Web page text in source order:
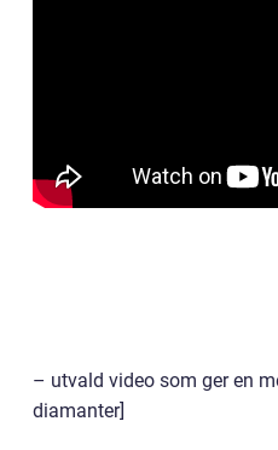
– utvald video som ger en
diamanter]